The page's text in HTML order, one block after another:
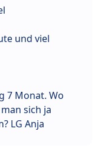
und viel
7 Monat. Wo
sich ja
LG Anja